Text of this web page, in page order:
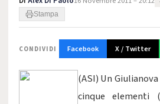
Stampa
CONDIVIDI Facebook X / Twitter
(ASI) Un
cinque elementi